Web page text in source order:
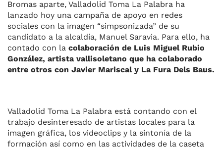
Bromas aparte, Valladolid Toma La Palabra ha
lanzado hoy una campaña de apoyo en redes
sociales con la imagen “simpsonizada” de su
candidato a la alcaldía, Manuel Saravia. Para ello, ha
contado con la colaboración de Luis Miguel Rubio
González, artista vallisoletano que ha colaborado
entre otros con Javier Mariscal y La Fura Dels Baus.
Valladolid Toma La Palabra está contando con el
trabajo desinteresado de artistas locales para la
imagen gráfica, los videoclips y la sintonía de la
formación así como en las actividades de la caseta